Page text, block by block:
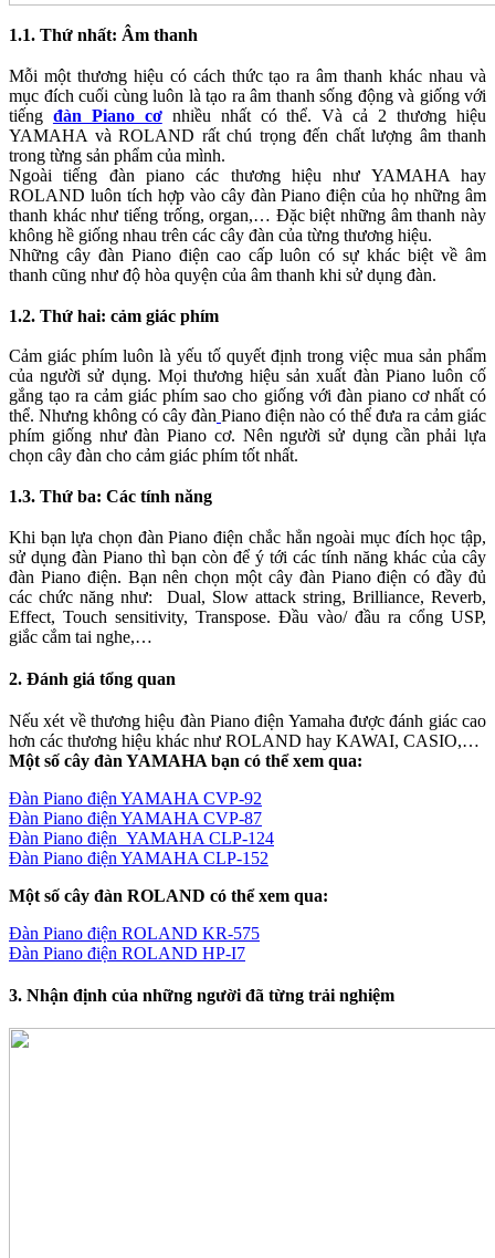
1.1. Thứ nhất: Âm thanh
Mỗi một thương hiệu có cách thức tạo ra âm thanh khác nhau và
mục đích cuối cùng luôn là tạo ra âm thanh sống động và giống với
tiếng đàn Piano cơnhiều nhất có thể. Và cả 2 thương hiệu
YAMAHA và ROLAND rất chú trọng đến chất lượng âm thanh
trong từng sản phẩm của mình.
Ngoài tiếng đàn piano các thương hiệu như YAMAHA hay
ROLAND luôn tích hợp vào cây đàn Piano điện của họ những âm
thanh khác như tiếng trống, organ,… Đặc biệt những âm thanh này
không hề giống nhau trên các cây đàn của từng thương hiệu.
Những cây đàn Piano điện cao cấp luôn có sự khác biệt về âm
thanh cũng như độ hòa quyện của âm thanh khi sử dụng đàn.
1.2. Thứ hai: cảm giác phím
Cảm giác phím luôn là yếu tố quyết định trong việc mua sản phẩm
của người sử dụng. Mọi thương hiệu sản xuất đàn Piano luôn cố
gắng tạo ra cảm giác phím sao cho giống với đàn piano cơ nhất có
thể. Nhưng không có cây đàn Piano điện nào có thể đưa ra cảm giác
phím giống như đàn Piano cơ. Nên người sử dụng cần phải lựa
chọn cây đàn cho cảm giác phím tốt nhất.
1.3. Thứ ba: Các tính năng
Khi bạn lựa chọn đàn Piano điện chắc hẳn ngoài mục đích học tập,
sử dụng đàn Piano thì bạn còn để ý tới các tính năng khác của cây
đàn Piano điện. Bạn nên chọn một cây đàn Piano điện có đầy đủ
các chức năng như: Dual, Slow attack string, Brilliance, Reverb,
Effect, Touch sensitivity, Transpose. Đầu vào/ đầu ra cổng USP,
giắc cắm tai nghe,…
2. Đánh giá tổng quan
Nếu xét về thương hiệu đàn Piano điện Yamaha được đánh giác cao
hơn các thương hiệu khác như ROLAND hay KAWAI, CASIO,…
Một số cây đàn YAMAHA bạn có thể xem qua:
Đàn Piano điện YAMAHA CVP-92
Đàn Piano điện YAMAHA CVP-87
Đàn Piano điện YAMAHA CLP-124
Đàn Piano điện YAMAHA CLP-152
Một số cây đàn ROLAND có thể xem qua:
Đàn Piano điện ROLAND KR-575
Đàn Piano điện ROLAND HP-I7
3. Nhận định của những người đã từng trải nghiệm